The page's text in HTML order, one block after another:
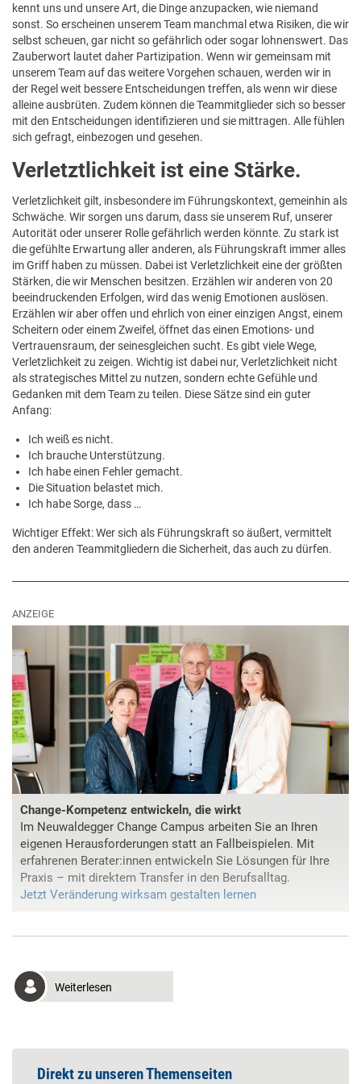
kennt uns und unsere Art, die Dinge anzupacken, wie niemand
sonst. So erscheinen unserem Team manchmal etwa Risiken, die wir
selbst scheuen, gar nicht so gefährlich oder sogar lohnenswert. Das
Zauberwort lautet daher Partizipation. Wenn wir gemeinsam mit
unserem Team auf das weitere Vorgehen schauen, werden wir in
der Regel weit bessere Entscheidungen treffen, als wenn wir diese
alleine ausbrüten. Zudem können die Teammitglieder sich so besser
mit den Entscheidungen identifizieren und sie mittragen. Alle fühlen
sich gefragt, einbezogen und gesehen.
Verletztlichkeit ist eine Stärke.
Verletzlichkeit gilt, insbesondere im Führungskontext, gemeinhin als
Schwäche. Wir sorgen uns darum, dass sie unserem Ruf, unserer
Autorität oder unserer Rolle gefährlich werden könnte. Zu stark ist
die gefühlte Erwartung aller anderen, als Führungskraft immer alles
im Griff haben zu müssen. Dabei ist Verletzlichkeit eine der größten
Stärken, die wir Menschen besitzen. Erzählen wir anderen von 20
beeindruckenden Erfolgen, wird das wenig Emotionen auslösen.
Erzählen wir aber offen und ehrlich von einer einzigen Angst, einem
Scheitern oder einem Zweifel, öffnet das einen Emotions- und
Vertrauensraum, der seinesgleichen sucht. Es gibt viele Wege,
Verletzlichkeit zu zeigen. Wichtig ist dabei nur, Verletzlichkeit nicht
als strategisches Mittel zu nutzen, sondern echte Gefühle und
Gedanken mit dem Team zu teilen. Diese Sätze sind ein guter
Anfang:
Ich weiß es nicht.
Ich brauche Unterstützung.
Ich habe einen Fehler gemacht.
Die Situation belastet mich.
Ich habe Sorge, dass …
Wichtiger Effekt: Wer sich als Führungskraft so äußert, vermittelt
den anderen Teammitgliedern die Sicherheit, das auch zu dürfen.
ANZEIGE
Change-Kompetenz entwickeln, die wirkt
Im Neuwaldegger Change Campus arbeiten Sie an Ihren
eigenen Herausforderungen statt an Fallbeispielen. Mit
erfahrenen Berater:innen entwickeln Sie Lösungen für Ihre
Praxis – mit direktem Transfer in den Berufsalltag.
Jetzt Veränderung wirksam gestalten lernen
Weiterlesen
Direkt zu unseren Themenseiten